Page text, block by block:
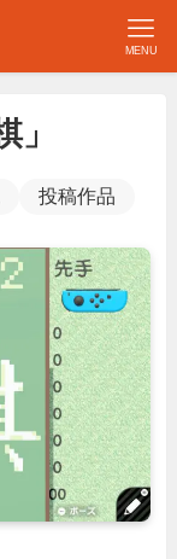
MENU
投稿作品